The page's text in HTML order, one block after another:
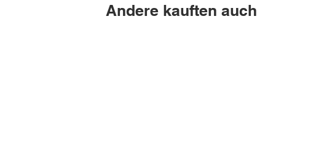
Andere kauften auch